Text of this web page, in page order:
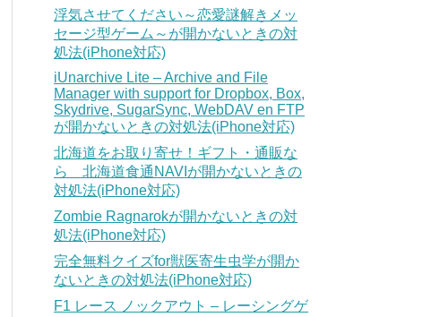
浮気させてください～恋愛謎解きメッ
セージ型ゲーム～が開かないときの対
処法(iPhone対応)
iUnarchive Lite – Archive and File
Manager with support for Dropbox, Box,
Skydrive, SugarSync, WebDAV en FTP
が開かないときの対処法(iPhone対応)
北海道をお取り寄せ！ギフト・通販な
ら 北海道食通NAVIが開かないときの
対処法(iPhone対応)
Zombie Ragnarokが開かないときの対
処法(iPhone対応)
完全無料クイズfor獣医寄生虫学が開か
ないときの対処法(iPhone対応)
F1 レース ノックアウト – レーシングゲ